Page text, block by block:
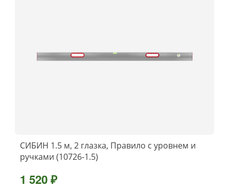
СИБИН 1.5 м, 2 глазка, Правило с уровнем и
ручками (10726-1.5)
1 520 ₽